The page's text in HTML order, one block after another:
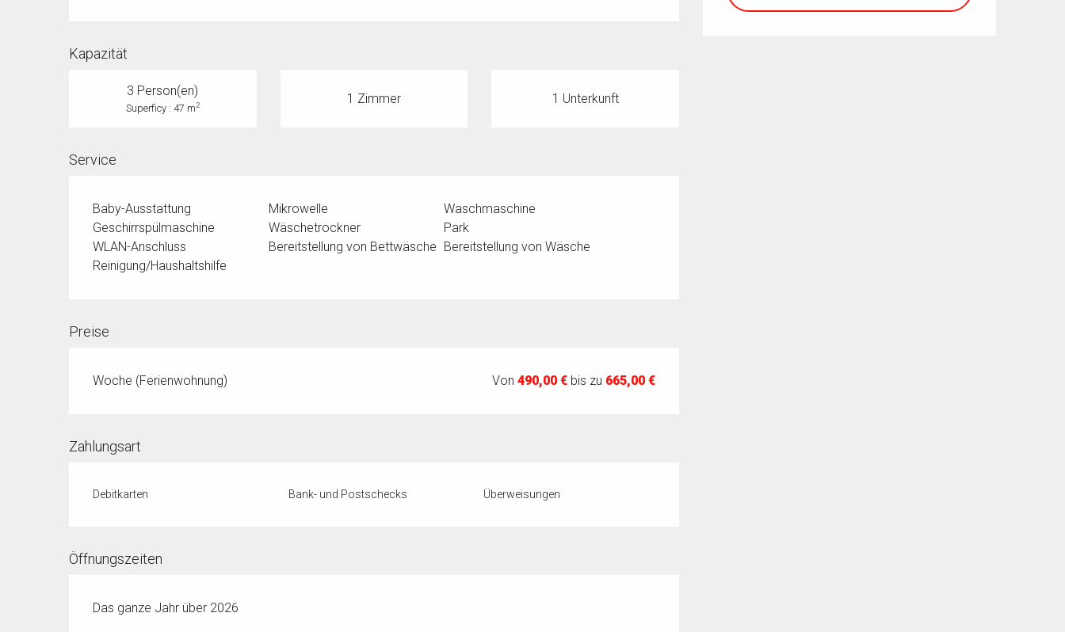
Kapazität
3 Person(en)
Superficy : 47 m2 1 Zimmer 1 Unterkunft
Service
Baby-Ausstattung Mikrowelle
Waschmaschine
Geschirrspülmaschine
Wäschetrockner
Park
WLAN-Anschluss
Bereitstellung von Bettwäsche Bereitstellung von Wäsche
Reinigung/Haushaltshilfe
Preise
Woche (Ferienwohnung) Von490,00 € bis zu 665,00 €
Zahlungsart
Debitkarten Bank- und Postschecks Überweisungen
Öffnungszeiten
Das ganze Jahr über 2026